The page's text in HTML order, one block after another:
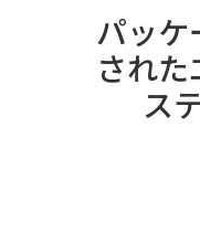
パッケ
され
ス